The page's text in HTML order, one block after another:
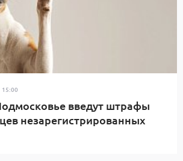
15:00
введут штрафы
незарегистрированных